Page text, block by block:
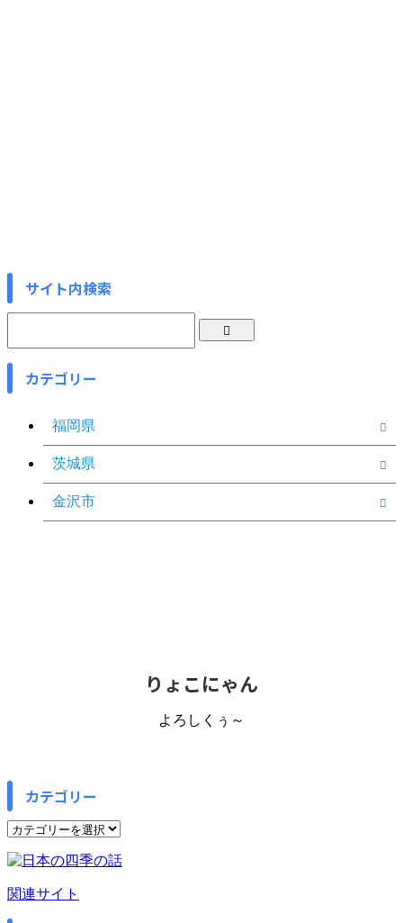
サイト内検索
カテゴリー
福岡県
茨城県
金沢市
りょこにゃん
よろしくぅ～
カテゴリー
カ
ゴ
リ
ー
関連サイト